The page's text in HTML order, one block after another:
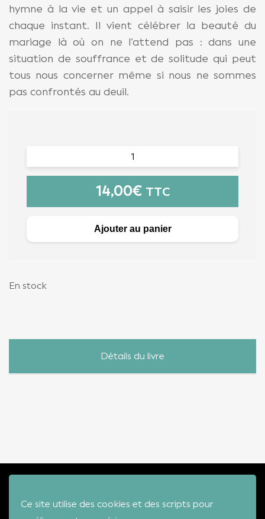
Ce site utilise des cookies et des scripts pour
hymne à la vie et un appel à saisir les joies de
chaque instant. Il vient célébrer la beauté du
mariage là où on ne l’attend pas : dans une
situation de souffrance et de solitude qui peut
tous nous concerner même si nous ne sommes
pas confrontés au deuil.
14,00€ TTC
Ajouter au panier
En stock
Détails du livre
VIDEOS